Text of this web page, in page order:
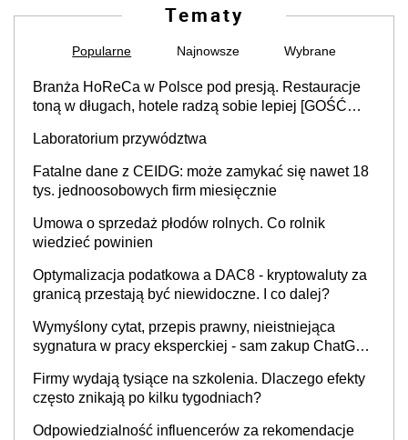
Tematy
Popularne Najnowsze Wybrane
Branża HoReCa w Polsce pod presją. Restauracje
toną w długach, hotele radzą sobie lepiej [GOŚĆ
Laboratorium przywództwa
Fatalne dane z CEIDG: może zamykać się nawet 18
tys. jednoosobowych firm miesięcznie
Umowa o sprzedaż płodów rolnych. Co rolnik
wiedzieć powinien
Optymalizacja podatkowa a DAC8 - kryptowaluty za
granicą przestają być niewidoczne. I co dalej?
Wymyślony cytat, przepis prawny, nieistniejąca
sygnatura w pracy eksperckiej - sam zakup ChatGPT
Firmy wydają tysiące na szkolenia. Dlaczego efekty
często znikają po kilku tygodniach?
Odpowiedzialność influencerów za rekomendacje